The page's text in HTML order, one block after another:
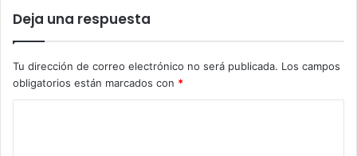
Deja una respuesta
Tu dirección de correo electrónico no será publicada. Los campos
obligatorios están marcados con *